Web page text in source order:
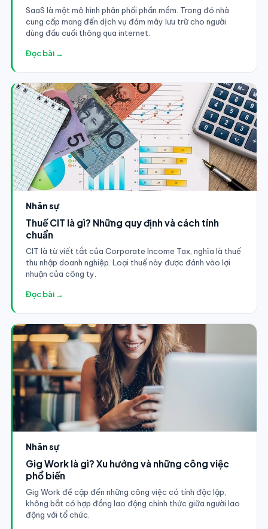
SaaS là một mô hình phân phối phần mềm. Trong đó nhà
cung cấp mang đến dịch vụ đám mây lưu trữ cho người
dùng đầu cuối thông qua internet.
Đọc bài →
Nhân sự
Thuế CIT là gì? Những quy định và cách tính
chuẩn
CIT là từ viết tắt của Corporate Income Tax, nghĩa là thuế
thu nhập doanh nghiệp. Loại thuế này được đánh vào lợi
nhuận của công ty.
Đọc bài →
Nhân sự
Gig Work là gì? Xu hướng và những công việc
phổ biến
Gig Work đề cập đến những công việc có tính độc lập,
không bắt có hợp đồng lao động chính thức giữa người lao
động với tổ chức.